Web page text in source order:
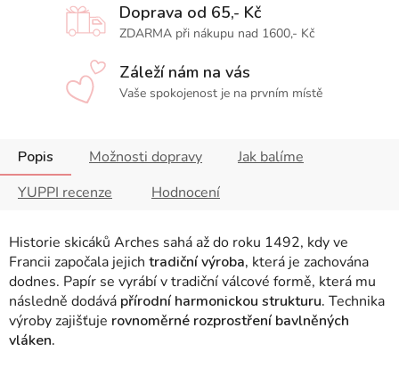
Doprava od 65,- Kč
ZDARMA při nákupu nad 1600,- Kč
Záleží nám na vás
Vaše spokojenost je na prvním místě
Popis Možnosti dopravy
Jak balíme
YUPPI recenze
Hodnocení
Historie skicáků Arches sahá až do roku 1492, kdy ve
Francii započala jejich tradiční výroba, která je zachována
dodnes. Papír se vyrábí v tradiční válcové formě, která mu
následně dodává přírodní harmonickou strukturu. Technika
výroby zajišťuje rovnoměrné rozprostření bavlněných
vláken.